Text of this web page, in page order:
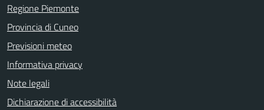
Regione Piemonte
Provincia di Cuneo
Previsioni meteo
Informativa privacy
Note legali
Dichiarazione di accessibilità